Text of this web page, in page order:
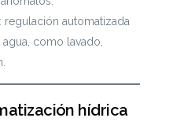
regulación automatizada
como lavado,
hídrica